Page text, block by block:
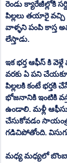
రెండు క్యారేజీల్లోకి
పిల్లలు తయారై వచ్చి
వాళ్ళని పంపి కాస్త
లేస్తాడు.
ఇక భర్త ఆఫీస్ కి
వరకు ఏ పని
పిల్లలకి కంటే భర్తకి
భోజనానికి ఇంటికి
ఉండాలి. మళ్లీ
చేసుకోవడం
గడిచిపోతోంది.
మధ్య మధ్యలో